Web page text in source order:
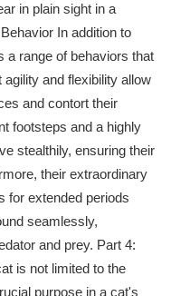
in plain sight in a
In addition to
a range of behaviors that
and flexibility allow
and contort their
footsteps and a highly
stealthily, ensuring their
their extraordinary
for extended periods
seamlessly,
and prey. Part 4:
is not limited to the
purpose in a cat's